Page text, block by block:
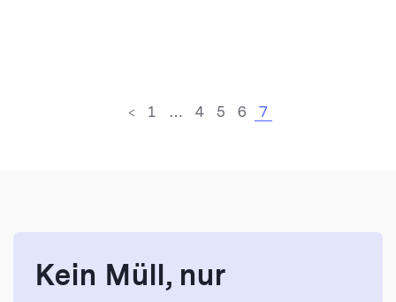
< 1 … 4 5 6 7
Kein Müll, nur